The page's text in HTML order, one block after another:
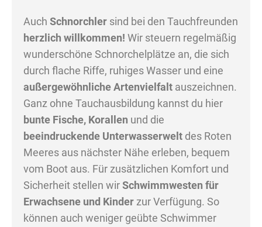
AuchSchnorchler sind bei den Tauchfreunden
herzlich willkommen! Wir steuern regelmäßig
wunderschöne Schnorchelplätze an, die sich
durch flache Riffe, ruhiges Wasser und eine
außergewöhnliche Artenvielfalt auszeichnen.
Ganz ohne Tauchausbildung kannst du hier
bunte Fische, Korallen und die
beeindruckende Unterwasserwelt des Roten
Meeres aus nächster Nähe erleben, bequem
vom Boot aus. Für zusätzlichen Komfort und
Sicherheit stellen wirSchwimmwesten für
Erwachsene und Kinder zur Verfügung. So
können auch weniger geübte Schwimmer